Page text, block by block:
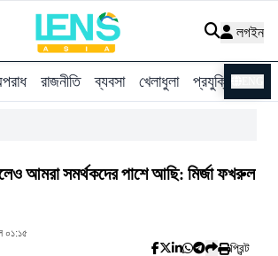
লগইন
রাজনীতি ব্যবসা খেলাধুলা প্রযুক্তি
আমরা সমর্থকদের পাশে আছি: মির্জা ফখরুল
০১:১৫
প্রিন্ট